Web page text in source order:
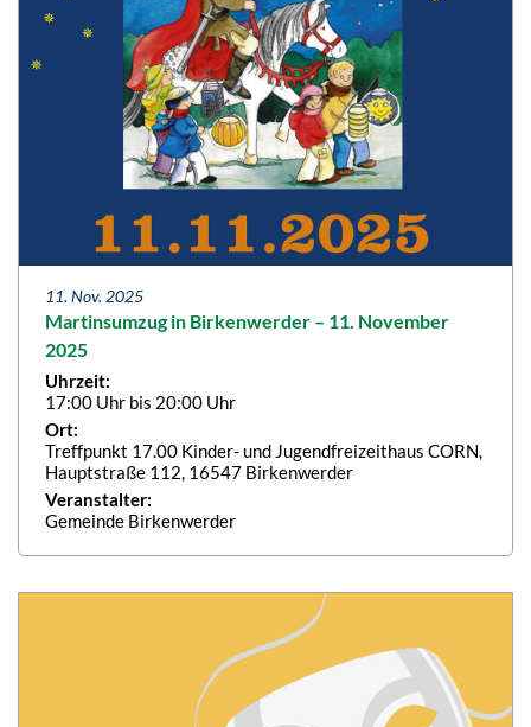
11. Nov. 2025
Martinsumzug in Birkenwerder – 11. November
2025
Uhrzeit:
17:00 Uhr bis 20:00 Uhr
Ort:
Treffpunkt 17.00 Kinder- und Jugendfreizeithaus CORN,
Hauptstraße 112, 16547 Birkenwerder
Veranstalter:
Gemeinde Birkenwerder